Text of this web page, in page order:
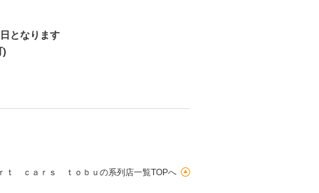
となります
)
ｔ ｃａｒｓ ｔｏｂｕの系列店一覧TOPへ